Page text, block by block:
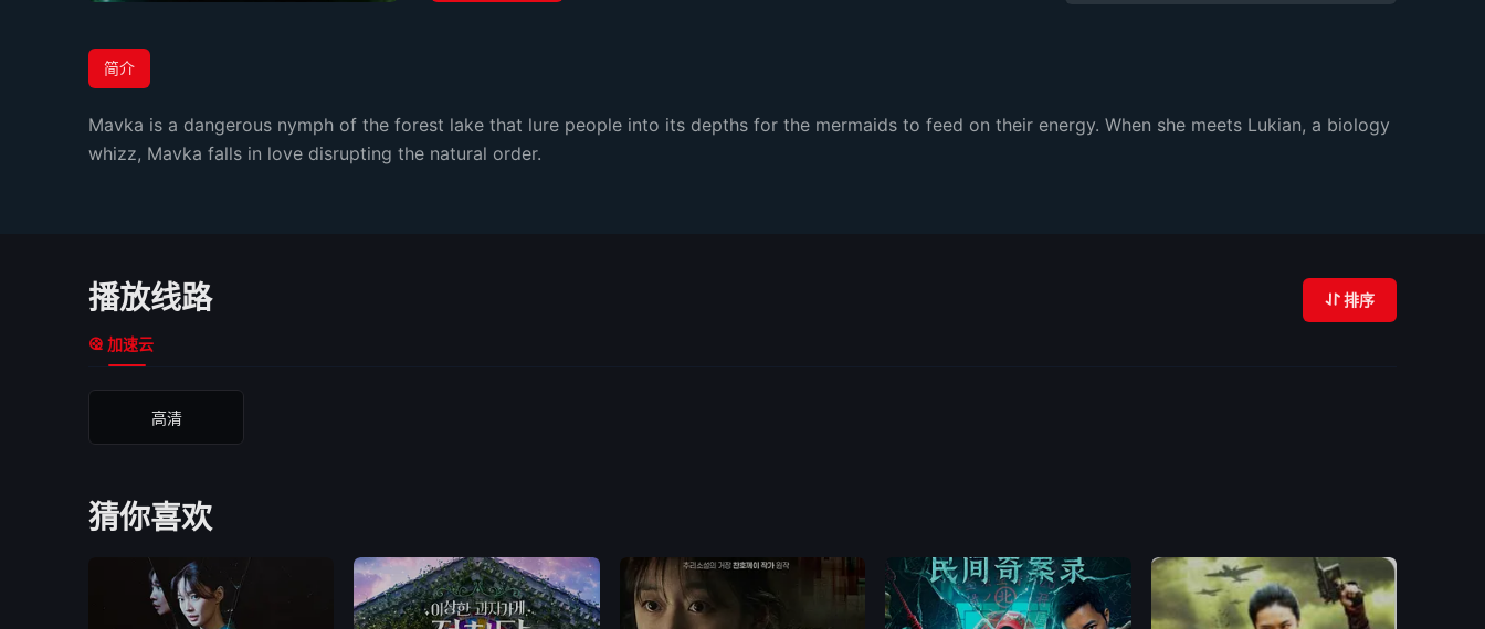
简介
Mavka is a dangerous nymph of the forest lake that lure people into its depths for the mermaids to feed on their energy. When she meets Lukian, a biology
whizz, Mavka falls in love disrupting the natural order.
播放线路 排序
加速云
高清
猜你喜欢